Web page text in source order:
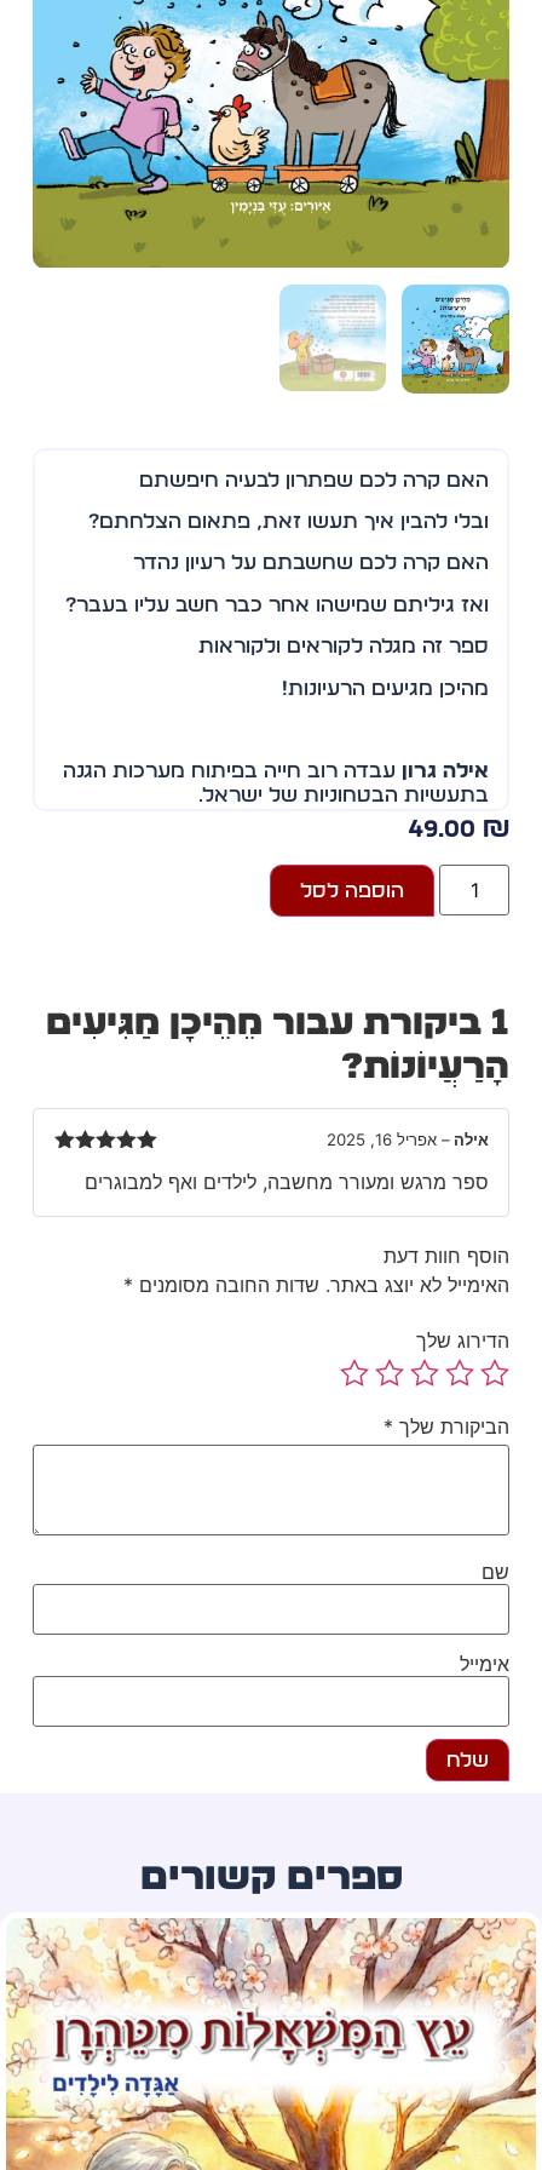
האם קרה לכם שפתרון לבעיה חיפשתם
ובלי להבין איך תעשו זאת, פתאום הצלחתם?
האם קרה לכם שחשבתם על רעיון נהדר
ואז גיליתם שמישהו אחר כבר חשב עליו בעבר?
ספר זה מגלה לקוראים ולקוראות
מהיכן מגיעים הרעיונות!
אילה גרוןעבדה רוב חייה בפיתוח מערכות הגנה
בתעשיות הבטחוניות של ישראל.
כאימא לשניים וסבתא לארבעה, היא מוצאת
רעיונות לבילויים וממציאה משחקים לילדים, בהם
"פיל וחתול בהרפתקה במסלול".
49.00
הוספה לסל
מֵהֵיכָן מַגִּיעִים
5
– אפריל 16, 2025
ספר מרגש ומעורר מחשבה, לילדים ואף למבוגרים
חוות דעת
לא יוצג באתר. שדות החובה מסומנים*
שלך
שלך *
ספרים קשורים